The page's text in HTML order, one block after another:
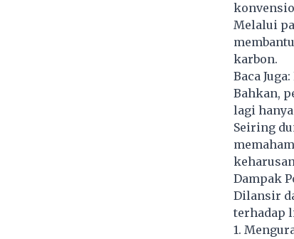
Melalui
karbon.
Baca Juga:
Bahkan,
lagi
Seiring
Dampak
Dilansir
terhadap
1.